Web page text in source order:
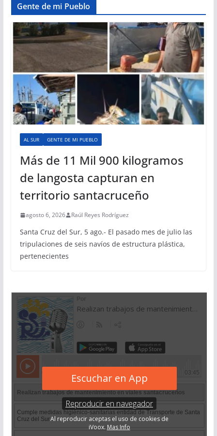
Gente de mi Pueblo
AL SUR GENTE DE MI PUEBLO
Más de 11 Mil 900 kilogramos
de langosta capturan en
territorio santacruceño
agosto 6, 2026 Raúl Reyes Rodríguez
Santa Cruz del Sur, 5 ago.- El pasado mes de julio las
tripulaciones de seis navíos de estructura plástica,
pertenecientes